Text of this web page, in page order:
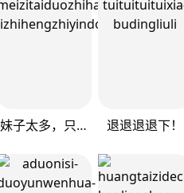
妹子太多，只好飞升了 退退退退下！